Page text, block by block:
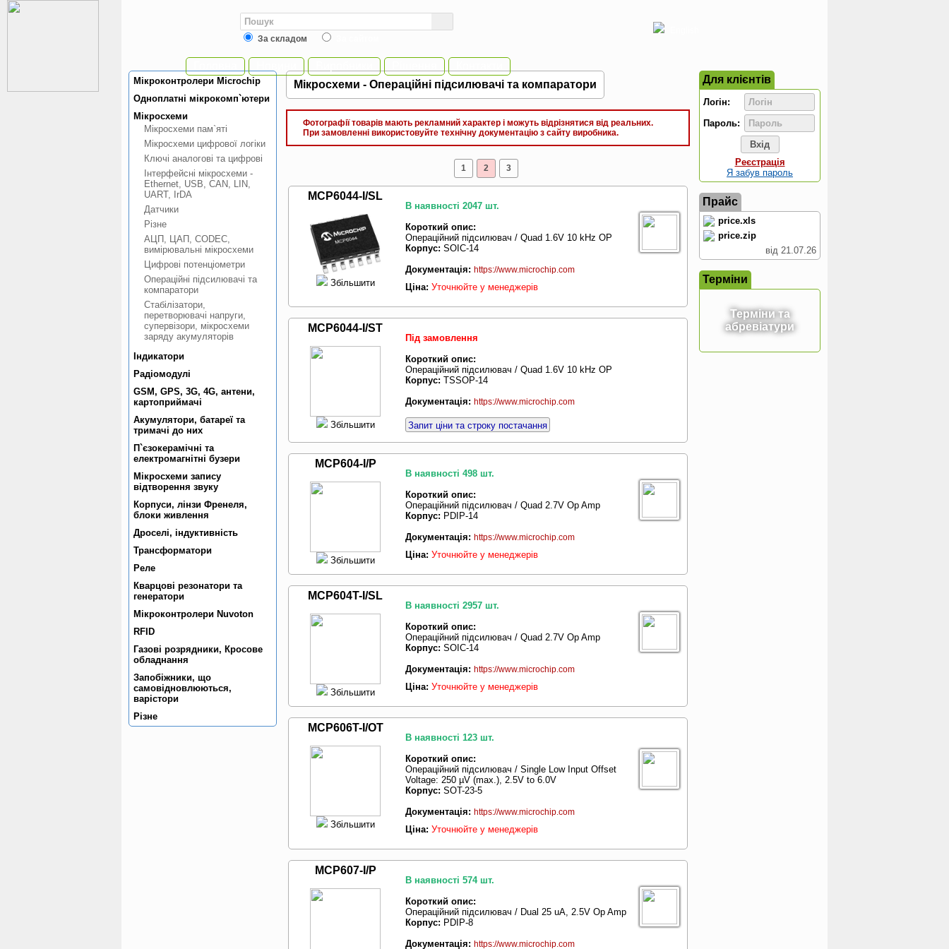
За складом
Мiкроконтролери Microchip
Одноплатнi мiкрокомп`ютери
Мiкросхеми
Мiкросхеми пам`ятi
Мiкросхеми цифрової логiки
Ключi аналоговi та цифровi
Інтерфейснi мiкросхеми -
Ethernet, USB, CAN, LIN,
UART, IrDA
Датчики
Рiзне
АЦП, ЦАП, CODEC,
вимiрювальнi мiкросхеми
Цифровi потенцiометри
Операцiйнi пiдсилювачi та
компаратори
Стабiлiзатори,
перетворювачi напруги,
супервiзори, мiкросхеми
заряду акумуляторiв
Індикатори
Радiомодулi
GSM, GPS, 3G, 4G, антени,
картоприймачi
Акумулятори, батареї та
тримачi до них
П`єзокерамiчнi та
електромагнiтнi бузери
Мікросхеми запису
відтворення звуку
Корпуси, лiнзи Френеля,
блоки живлення
Дроселi, iндуктивнiсть
Трансформатори
Реле
Кварцовi резонатори та
генератори
Мiкроконтролери Nuvoton
RFID
Газовi розрядники, Кросове
обладнання
Запобiжники, що
самовiдновлюються,
варiстори
Рiзне
Мiкросхеми - Операцiйнi пiдсилювачi та компаратори
Фотографії товарів мають рекламний характер і можуть відрізнятися від реальних.
При замовленні використовуйте технічну документацію з сайту виробника.
1 2 3
MCP6044-I/SL
Збільшити
В наявності 2047 шт.
Короткий опис:
Операційний підсилювач / Quad 1.6V 10 kHz OP
Корпус: SOIC-14
Документація: https://www.microchip.com
Ціна: Уточнюйте у менеджерів
MCP6044-I/ST
Збільшити
Під замовлення
Короткий опис:
Операційний підсилювач / Quad 1.6V 10 kHz OP
Корпус: TSSOP-14
Документація: https://www.microchip.com
Запит ціни та строку постачання
MCP604-I/P
Збільшити
В наявності 498 шт.
Короткий опис:
Операційний підсилювач / Quad 2.7V Op Amp
Корпус: PDIP-14
Документація: https://www.microchip.com
Ціна: Уточнюйте у менеджерів
MCP604T-I/SL
Збільшити
В наявності 2957 шт.
Короткий опис:
Операційний підсилювач / Quad 2.7V Op Amp
Корпус: SOIC-14
Документація: https://www.microchip.com
Ціна: Уточнюйте у менеджерів
MCP606T-I/OT
Збільшити
В наявності 123 шт.
Короткий опис:
Операційний підсилювач / Single Low Input Offset
Voltage: 250 µV (max.), 2.5V to 6.0V
Корпус: SOT-23-5
Документація: https://www.microchip.com
Ціна: Уточнюйте у менеджерів
MCP607-I/P
В наявності 574 шт.
Короткий опис:
Операційний підсилювач / Dual 25 uA, 2.5V Op Amp
Корпус: PDIP-8
Документація: https://www.microchip.com
Для клієнтів
Логін:
Пароль:
Реєстрація
Я забув пароль
Прайс
price.xls
price.zip
від 21.07.26
Терміни
Терміни та
абревіатури